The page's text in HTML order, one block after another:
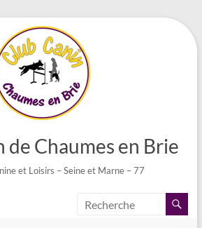
de Chaumes en Brie
et Loisirs – Seine et Marne – 77